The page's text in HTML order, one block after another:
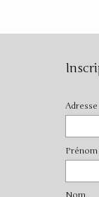
Prénom